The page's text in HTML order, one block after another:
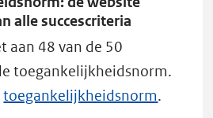
alle succescriteria
aan 48 van de 50
toegankelijkheidsnorm.
toegankelijkheidsnorm.